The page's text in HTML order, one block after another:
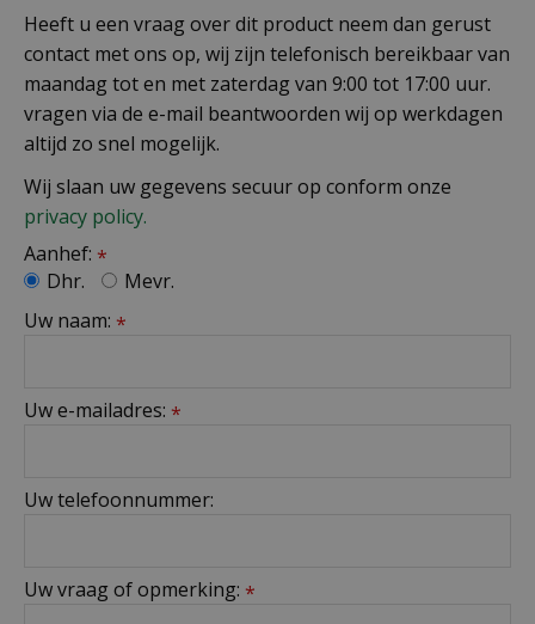
Heeft u een vraag over dit product neem dan gerust
contact met ons op, wij zijn telefonisch bereikbaar van
maandag tot en met zaterdag van 9:00 tot 17:00 uur.
vragen via de e-mail beantwoorden wij op werkdagen
altijd zo snel mogelijk.
Wij slaan uw gegevens secuur op conform onze
privacy policy.
Aanhef: *
Dhr.
Mevr.
Uw naam: *
Uw e-mailadres: *
Uw telefoonnummer:
Uw vraag of opmerking: *